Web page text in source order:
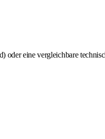
eine vergleichbare